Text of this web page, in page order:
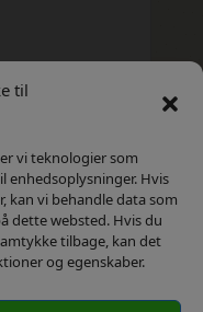
til
vi teknologier som
enhedsoplysninger. Hvis
kan vi behandle data som
dette websted. Hvis du
tilbage, kan det
og egenskaber.